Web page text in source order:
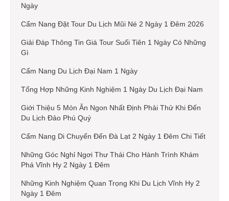
Ngày
Cẩm Nang Đặt Tour Du Lịch Mũi Né 2 Ngày 1 Đêm 2026
Giải Đáp Thông Tin Giá Tour Suối Tiên 1 Ngày Có Những
Gì
Cẩm Nang Du Lịch Đại Nam 1 Ngày
Tổng Hợp Những Kinh Nghiệm 1 Ngày Du Lịch Đại Nam
Giới Thiệu 5 Món Ăn Ngon Nhất Định Phải Thử Khi Đến
Du Lịch Đảo Phú Quý
Cẩm Nang Di Chuyển Đến Đà Lạt 2 Ngày 1 Đêm Chi Tiết
Những Góc Nghỉ Ngơi Thư Thái Cho Hành Trình Khám
Phá Vĩnh Hy 2 Ngày 1 Đêm
Những Kinh Nghiệm Quan Trọng Khi Du Lịch Vĩnh Hy 2
Ngày 1 Đêm